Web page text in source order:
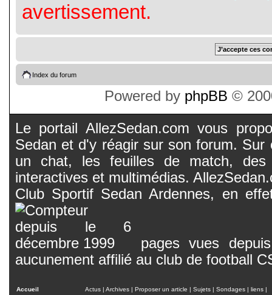
avertissement.
Index du forum
Powered by phpBB ©
Le portail AllezSedan.com vous
Sedan et d'y réagir sur son forum.
un chat, les feuilles de match, des
interactives et multimédias.
Club Sportif Sedan Ardennes, en
pages vues
aucunement affilié au club de football
Accueil Actus | Archives | Proposer un article | Sujets | Sondages | liens |